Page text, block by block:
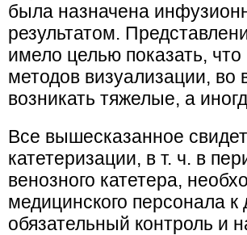
была назначена
результатом.
имело целью показать,
методов визуализации, во
возникать тяжелые, а
Все вышесказанное
катетеризации, в т. ч. в
венозного катетера,
медицинского персонала
обязательный контроль и